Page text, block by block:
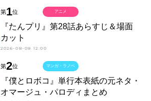
第1位
『たんプリ』第28話あらすじ＆場面
カット
2026-08-08 12:00
アニメ
第2位
『僕とロボコ』単行本表紙の元ネタ・
オマージュ・パロディまとめ
マンガ・ラノベ